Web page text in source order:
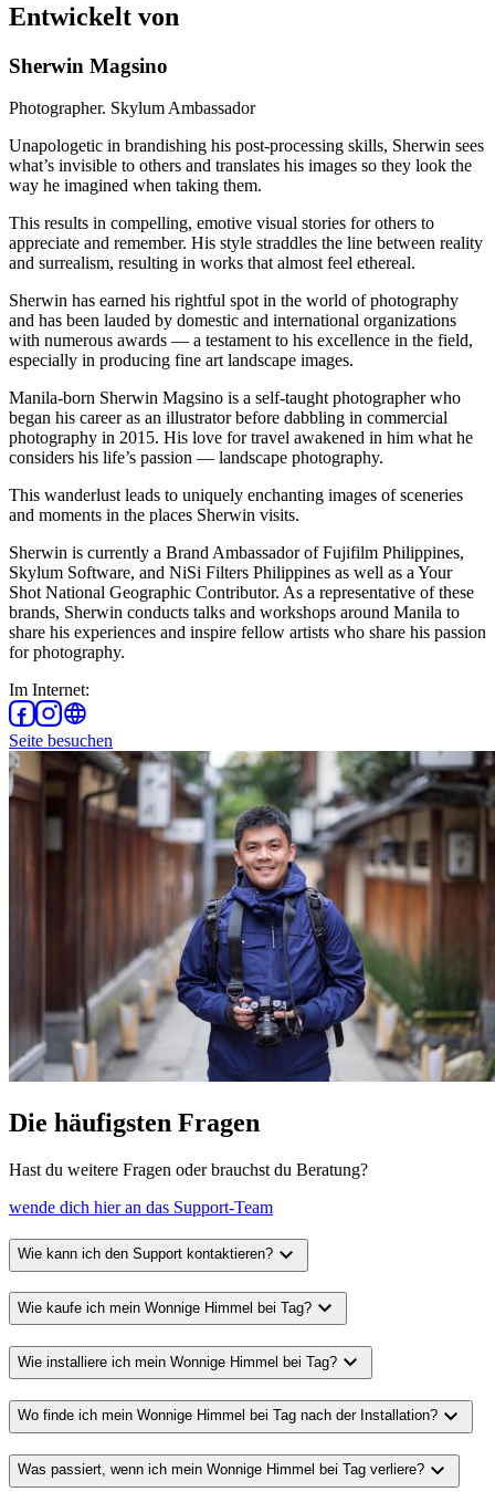
Entwickelt von
Sherwin Magsino
Photographer. Skylum Ambassador
Unapologetic in brandishing his post-processing skills, Sherwin sees
what’s invisible to others and translates his images so they look the
way he imagined when taking them.
This results in compelling, emotive visual stories for others to
appreciate and remember. His style straddles the line between reality
and surrealism, resulting in works that almost feel ethereal.
Sherwin has earned his rightful spot in the world of photography
and has been lauded by domestic and international organizations
with numerous awards — a testament to his excellence in the field,
especially in producing fine art landscape images.
Manila-born Sherwin Magsino is a self-taught photographer who
began his career as an illustrator before dabbling in commercial
photography in 2015. His love for travel awakened in him what he
considers his life’s passion — landscape photography.
This wanderlust leads to uniquely enchanting images of sceneries
and moments in the places Sherwin visits.
Sherwin is currently a Brand Ambassador of Fujifilm Philippines,
Skylum Software, and NiSi Filters Philippines as well as a Your
Shot National Geographic Contributor. As a representative of these
brands, Sherwin conducts talks and workshops around Manila to
share his experiences and inspire fellow artists who share his passion
for photography.
Im Internet:
Seite besuchen
Die häufigsten Fragen
Hast du weitere Fragen oder brauchst du Beratung?
wende dich hier an das Support-Team
Wie kann ich den Support kontaktieren? expand_more
Wie kaufe ich mein Wonnige Himmel bei Tag? expand_more
Wie installiere ich mein Wonnige Himmel bei Tag? expand_more
Wo finde ich mein Wonnige Himmel bei Tag nach der Installation? expand_more
Was passiert, wenn ich mein Wonnige Himmel bei Tag verliere? expand_more